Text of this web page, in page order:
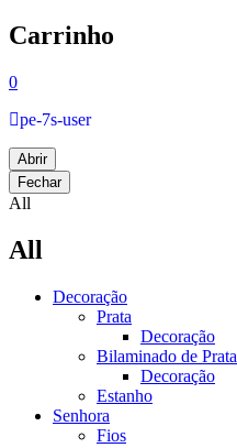
Carrinho
0
pe-7s-user
Abrir
Fechar
All
All
Decoração
Prata
Decoração
Bilaminado de Prata
Decoração
Estanho
Senhora
Fios